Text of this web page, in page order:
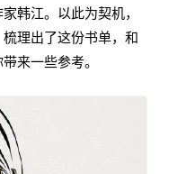
韩江。以此为契机，
理出了这份书单，和
来一些参考。